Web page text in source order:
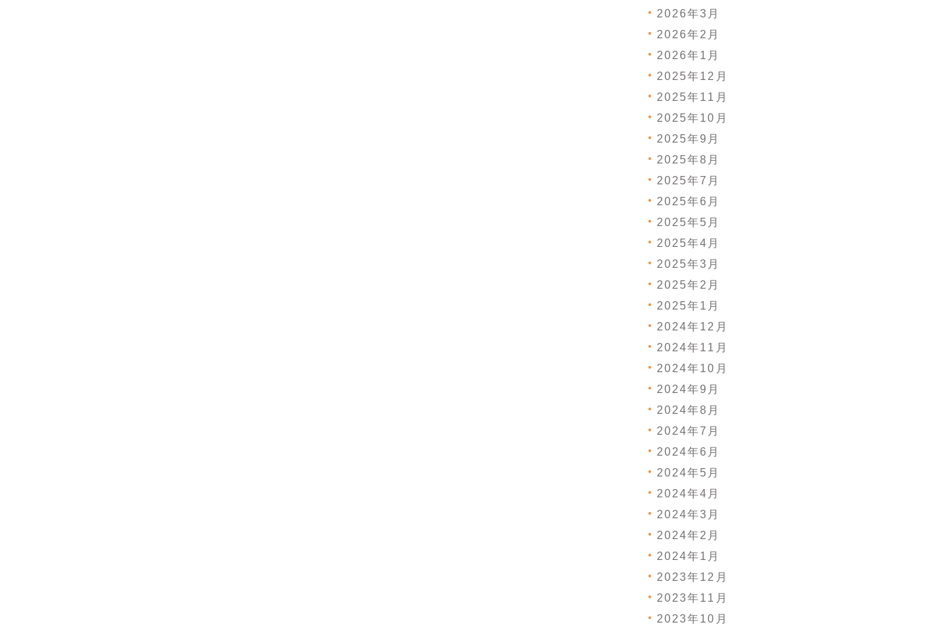
2026年3月
2026年2月
2026年1月
2025年12月
2025年11月
2025年10月
2025年9月
2025年8月
2025年7月
2025年6月
2025年5月
2025年4月
2025年3月
2025年2月
2025年1月
2024年12月
2024年11月
2024年10月
2024年9月
2024年8月
2024年7月
2024年6月
2024年5月
2024年4月
2024年3月
2024年2月
2024年1月
2023年12月
2023年11月
2023年10月